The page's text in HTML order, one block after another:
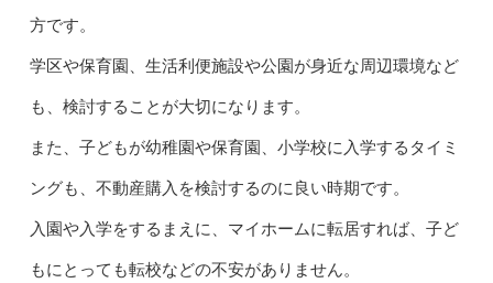
方です。
学区や保育園、生活利便施設や公園が身近な周辺環境など
も、検討することが大切になります。
また、子どもが幼稚園や保育園、小学校に入学するタイミ
ングも、不動産購入を検討するのに良い時期です。
入園や入学をするまえに、マイホームに転居すれば、子ど
もにとっても転校などの不安がありません。